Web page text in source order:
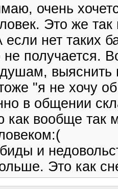
очень
Это же так
если нет таких
получается.
"я не хочу
в общении
как вообще так
и
Это как